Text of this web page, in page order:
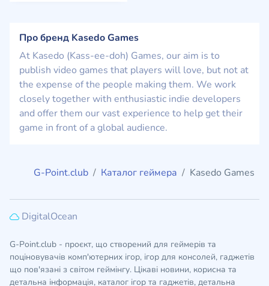
Про бренд Kasedo Games
At Kasedo (Kass-ee-doh) Games, our aim is to
publish video games that players will love, but not at
the expense of the people making them. We work
closely together with enthusiastic indie developers
and offer them our vast experience to help get their
game in front of a global audience.
G-Point.club Каталог геймера Kasedo Games
DigitalOcean
G-Point.club - проєкт, що створений для геймерів та
поціновувачів комп'ютерних ігор, ігор для консолей, гаджетів
що пов'язані з світом геймінгу. Цікаві новини, корисна та
детальна інформація, каталог ігор та гаджетів, детальна